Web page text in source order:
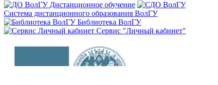
Дистанционное обучение
Система дистанционного образования ВолГУ
Библиотека ВолГУ
Сервис "Личный кабинет"